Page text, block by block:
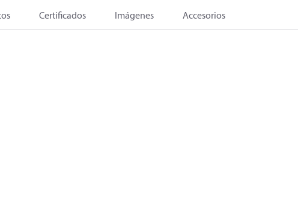
Certificados Imágenes Accesorios